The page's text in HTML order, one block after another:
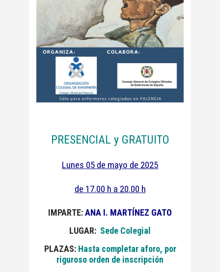
PRESENCIAL y GRATUITO
Lunes 05 de mayo de 2025
de 17.00 h a 20.00 h
IMPARTE:ANA I. MARTÍNEZ GATO
LUGAR: Sede Colegial
PLAZAS: Hasta completar aforo, por
riguroso orden de inscripción